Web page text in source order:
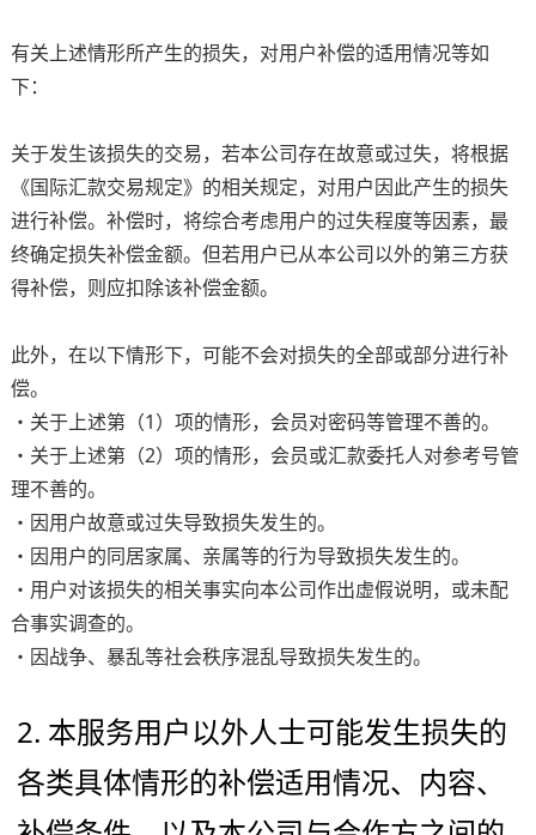
有关上述情形所产生的损失，对用户补偿的适用情况等如
下：
关于发生该损失的交易，若本公司存在故意或过失，将根据
《国际汇款交易规定》的相关规定，对用户因此产生的损失
进行补偿。补偿时，将综合考虑用户的过失程度等因素，最
终确定损失补偿金额。但若用户已从本公司以外的第三方获
得补偿，则应扣除该补偿金额。
此外，在以下情形下，可能不会对损失的全部或部分进行补
偿。
・关于上述第（1）项的情形，会员对密码等管理不善的。
・关于上述第（2）项的情形，会员或汇款委托人对参考号管
理不善的。
・因用户故意或过失导致损失发生的。
・因用户的同居家属、亲属等的行为导致损失发生的。
・用户对该损失的相关事实向本公司作出虚假说明，或未配
合事实调查的。
・因战争、暴乱等社会秩序混乱导致损失发生的。
2. 本服务用户以外人士可能发生损失的
各类具体情形的补偿适用情况、内容、